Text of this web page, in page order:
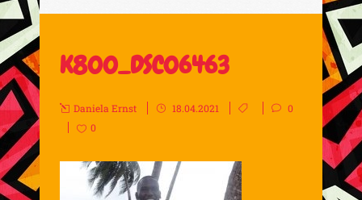
K800_DSC06463
Daniela Ernst 18.04.2021
0
0